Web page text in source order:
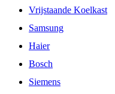
Vrijstaande Koelkast
Samsung
Haier
Bosch
Siemens